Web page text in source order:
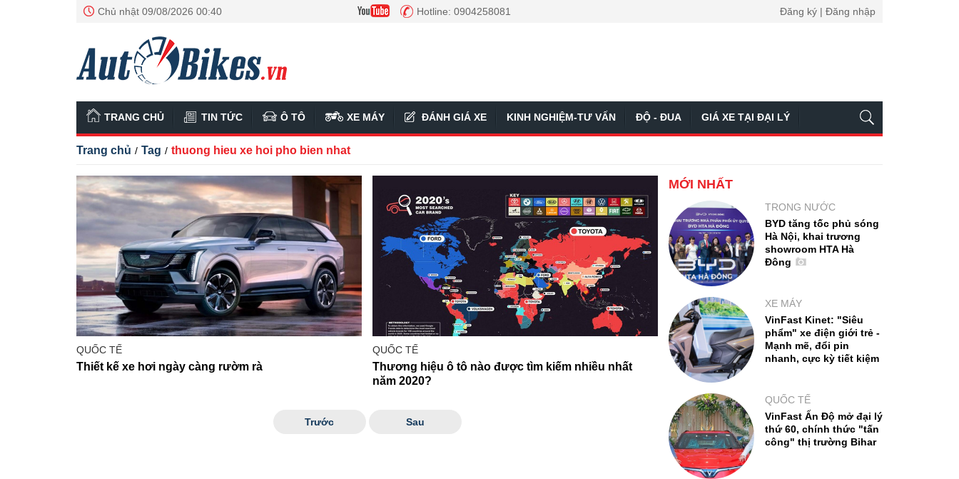
Chủ nhật 09/08/2026 00:40 Hotline: 0904258081 Đăng ký | Đăng nhập
TRANG CHỦ TIN TỨC Ô TÔ XE MÁY ĐÁNH GIÁ XE KINH NGHIỆM-TƯ VẤN ĐỘ - ĐUA GIÁ XE TẠI ĐẠI LÝ
Trang chủ / Tag / thuong hieu xe hoi pho bien nhat
QUỐC TẾ
Thiết kế xe hơi ngày càng rườm rà
QUỐC TẾ
Thương hiệu ô tô nào được tìm kiếm nhiều nhất
năm 2020?
Trước Sau
MỚI NHẤT
TRONG NƯỚC
BYD tăng tốc phủ sóng
Hà Nội, khai trương
showroom HTA Hà
Đông
XE MÁY
VinFast Kinet: "Siêu
phẩm" xe điện giới trẻ -
Mạnh mẽ, đổi pin
nhanh, cực kỳ tiết kiệm
QUỐC TẾ
VinFast Ấn Độ mở đại lý
thứ 60, chính thức "tấn
công" thị trường Bihar